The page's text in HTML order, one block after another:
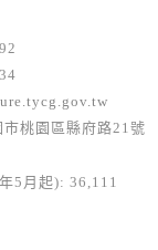
桃園區縣府路21號
5月起): 36,111